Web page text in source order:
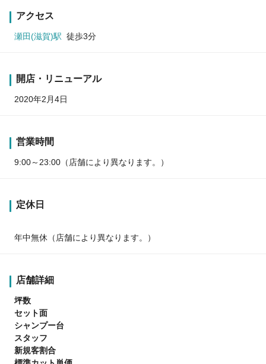
アクセス
瀬田(滋賀)駅 徒歩3分
開店・リニューアル
2020年2月4日
営業時間
9:00～23:00（店舗により異なります。）
定休日
年中無休（店舗により異なります。）
店舗詳細
坪数
セット面
シャンプー台
スタッフ
新規客割合